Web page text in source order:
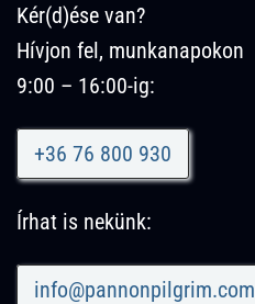
Kér(d)ése van?
Hívjon fel, munkanapokon
9:00 – 16:00-ig:
+36 76 800 930
Írhat is nekünk:
info@pannonpilgrim.com